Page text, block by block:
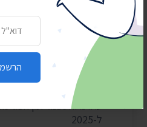
חדשות אחרונות
4 באוגוסט 2026
חשפנו: דוחות הביקורת
חרדיים
עתרנו וחשפנו: יומן
ל-2025